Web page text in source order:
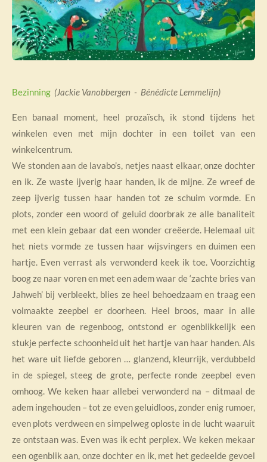
Bezinning (Jackie Vanobbergen - Bénédicte Lemmelijn)
Een banaal moment, heel prozaïsch, ik stond tijdens het
winkelen even met mijn dochter in een toilet van een
winkelcentrum.
We stonden aan de lavabo’s, netjes naast elkaar, onze dochter
en ik. Ze waste ijverig haar handen, ik de mijne. Ze wreef de
zeep ijverig tussen haar handen tot ze schuim vormde. En
plots, zonder een woord of geluid doorbrak ze alle banaliteit
met een klein gebaar dat een wonder creëerde. Helemaal uit
het niets vormde ze tussen haar wijsvingers en duimen een
hartje. Even verrast als verwonderd keek ik toe. Voorzichtig
boog ze naar voren en met een adem waar de ‘zachte bries van
Jahweh’ bij verbleekt, blies ze heel behoedzaam en traag een
volmaakte zeepbel er doorheen. Heel broos, maar in alle
kleuren van de regenboog, ontstond er ogenblikkelijk een
stukje perfecte schoonheid uit het hartje van haar handen. Als
het ware uit liefde geboren … glanzend, kleurrijk, verdubbeld
in de spiegel, steeg de grote, perfecte ronde zeepbel even
omhoog. We keken haar allebei verwonderd na – ditmaal de
adem ingehouden – tot ze even geluidloos, zonder enig rumoer,
even plots verdween en simpelweg oploste in de lucht waaruit
ze ontstaan was. Even was ik echt perplex. We keken mekaar
een ogenblik aan, onze dochter en ik, met het gedeelde gevoel